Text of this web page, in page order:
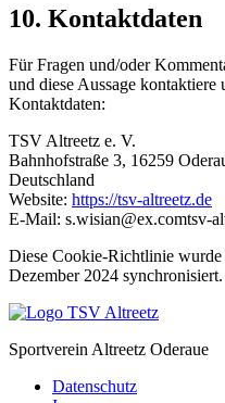
10. Kontaktdaten
Für Fragen und/oder
und diese Aussage
Kontaktdaten:
TSV Altreetz e. V.
Bahnhofstraße 3, 16259
Deutschland
Website: https://tsv-altreetz.de
E-Mail: s.wisian@ex.comtsv-
Diese Cookie-Richtlinie
Dezember 2024 synchronisiert.
Sportverein Altreetz Oderaue
Datenschutz